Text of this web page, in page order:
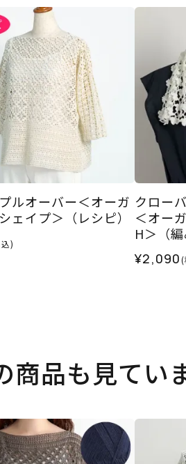
ルオーバー＜オーガ
ェイプ＞（レシピ）
)
クロー
＜オー
H＞（編
¥2,090(
商品も見てい